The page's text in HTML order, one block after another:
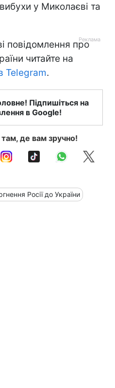
у Миколаєві та
повідомлення про
читайте на
Telegram.
Підпишіться на
в Google!
де вам зручно!
Росії до України